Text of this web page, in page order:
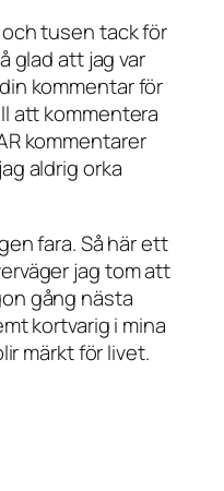
tusen tack för
glad att jag var
kommentar för
att kommentera
kommentarer
aldrig orka
fara. Så här ett
jag tom att
gång nästa
kortvarig i mina
märkt för livet.